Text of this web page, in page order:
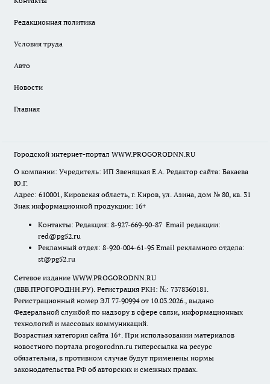
Редакционная политика
Условия труда
Авто
Новости
Главная
Городской интернет-портал WWW.PROGORODNN.RU
О компании: Учредитель: ИП Звеняцкая Е.А. Редактор сайта: Бакаева
Ю.Г.
Адрес: 610001, Кировская область, г. Киров, ул. Азина, дом № 80, кв. 31
Знак информационной продукции: 16+
Контакты: Редакция: 8-927-669-90-87 Email редакции:
red@pg52.ru
Рекламный отдел: 8-920-004-61-95 Email рекламного отдела:
st@pg52.ru
Сетевое издание WWW.PROGORODNN.RU
(ВВВ.ПРОГОРОДНН.РУ). Регистрация РКН: №: 7378360181.
Регистрационный номер ЭЛ 77-90994 от 10.03.2026., выдано
Федеральной службой по надзору в сфере связи, информационных
технологий и массовых коммуникаций.
Возрастная категория сайта 16+. При использовании материалов
новостного портала progorodnn.ru гиперссылка на ресурс
обязательна, в противном случае будут применены нормы
законодательства РФ об авторских и смежных правах.